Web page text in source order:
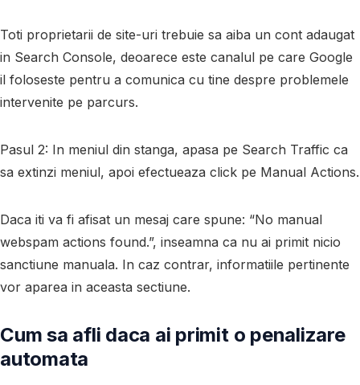
Toti proprietarii de site-uri trebuie sa aiba un cont adaugat
in Search Console, deoarece este canalul pe care Google
il foloseste pentru a comunica cu tine despre problemele
intervenite pe parcurs.
Pasul 2: In meniul din stanga, apasa pe Search Traffic ca
sa extinzi meniul, apoi efectueaza click pe Manual Actions.
Daca iti va fi afisat un mesaj care spune: “No manual
webspam actions found.”, inseamna ca nu ai primit nicio
sanctiune manuala. In caz contrar, informatiile pertinente
vor aparea in aceasta sectiune.
Cum sa afli daca ai primit o penalizare
automata